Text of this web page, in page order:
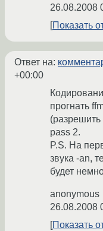
26.08.2008
Показать
Ответ на:
+00:00
прогнать
pass 2.
P.S. На
звука -an,
будет
anonymous
26.08.2008
Показать